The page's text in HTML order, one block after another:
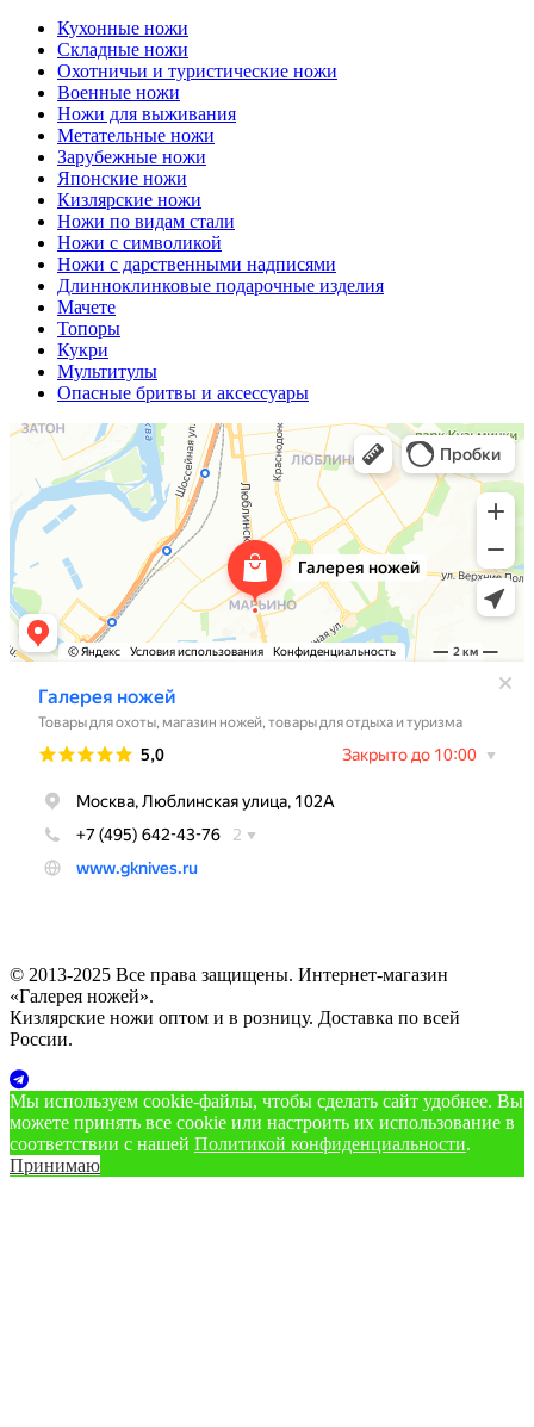
Кухонные ножи
Складные ножи
Охотничьи и туристические ножи
Военные ножи
Ножи для выживания
Метательные ножи
Зарубежные ножи
Японские ножи
Кизлярские ножи
Ножи по видам стали
Ножи с символикой
Ножи с дарственными надписями
Длинноклинковые подарочные изделия
Мачете
Топоры
Кукри
Мультитулы
Опасные бритвы и аксессуары
© 2013-2025 Все права защищены. Интернет-магазин
«Галерея ножей».
Кизлярские ножи оптом и в розницу. Доставка по всей
России.
Мы используем cookie‑файлы, чтобы сделать сайт удобнее. Вы
можете принять все cookie или настроить их использование в
соответствии с нашей Политикой конфиденциальности.
Принимаю